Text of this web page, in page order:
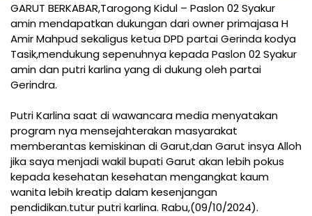
GARUT BERKABAR,Tarogong Kidul – Paslon 02 Syakur
amin mendapatkan dukungan dari owner primajasa H
Amir Mahpud sekaligus ketua DPD partai Gerinda kodya
Tasik,mendukung sepenuhnya kepada Paslon 02 Syakur
amin dan putri karlina yang di dukung oleh partai
Gerindra.
Putri Karlina saat di wawancara media menyatakan
program nya mensejahterakan masyarakat
memberantas kemiskinan di Garut,dan Garut insya Alloh
jika saya menjadi wakil bupati Garut akan lebih pokus
kepada kesehatan kesehatan mengangkat kaum
wanita lebih kreatip dalam kesenjangan
pendidikan.tutur putri karlina. Rabu,(09/10/2024).